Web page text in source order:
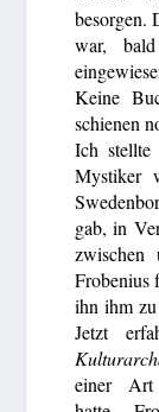
besorgen.
war,
Keine
schienen
Ich stellte
Mystiker
gab, in
zwischen
Frobenius
ihn ihm
Jetzt
einer Art